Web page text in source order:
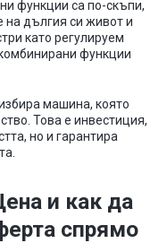
функции са по-скъпи,
на дългия си животи
като регулируем
функции
машина, която
Това е инвестиция,
, но и гарантира
и как да
спрямо